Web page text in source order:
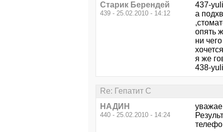
Старик Берендей
439 - 25.02.2010 - 14:12
437-
а
опять
ни
я же
438-
Re: Гепатит С
НАДИН
440 - 25.02.2010 - 14:24